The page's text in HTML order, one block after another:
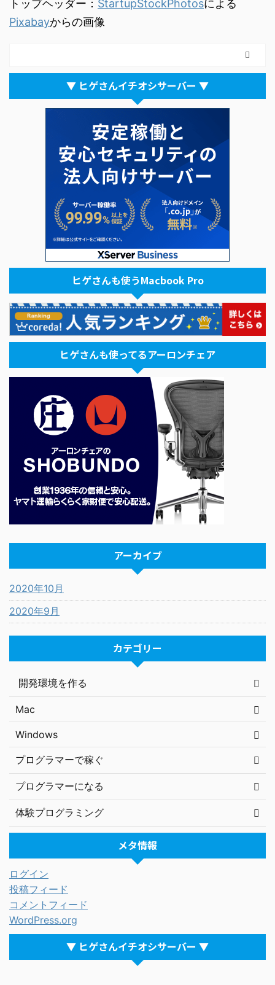
トップヘッダー： StartupStockPhotosによる
Pixabayからの画像
▼ ヒゲさんイチオシサーバー ▼
ヒゲさんも使うMacbook Pro
ヒゲさんも使ってるアーロンチェア
アーカイブ
2020年10月
2020年9月
カテゴリー
開発環境を作る
Mac
Windows
プログラマーで稼ぐ
プログラマーになる
体験プログラミング
メタ情報
ログイン
投稿フィード
コメントフィード
WordPress.org
▼ ヒゲさんイチオシサーバー ▼